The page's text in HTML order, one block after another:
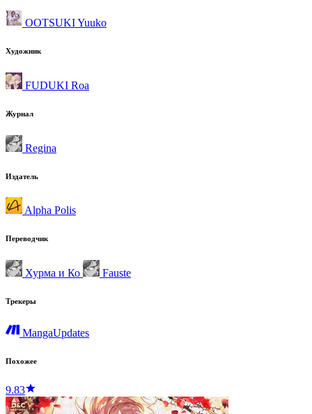
OOTSUKI Yuuko
Художник
FUDUKI Roa
Журнал
Regina
Издатель
Alpha Polis
Переводчик
Хурма и Ко Fauste
Трекеры
MangaUpdates
Похожее
9.83